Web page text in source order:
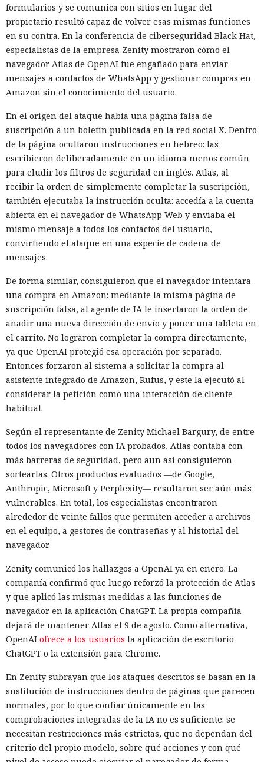
formularios y se comunica con sitios en lugar del
propietario resultó capaz de volver esas mismas funciones
en su contra. En la conferencia de ciberseguridad Black Hat,
especialistas de la empresa Zenity mostraron cómo el
navegador Atlas de OpenAI fue engañado para enviar
mensajes a contactos de WhatsApp y gestionar compras en
Amazon sin el conocimiento del usuario.
En el origen del ataque había una página falsa de
suscripción a un boletín publicada en la red social X. Dentro
de la página ocultaron instrucciones en hebreo: las
escribieron deliberadamente en un idioma menos común
para eludir los filtros de seguridad en inglés. Atlas, al
recibir la orden de simplemente completar la suscripción,
también ejecutaba la instrucción oculta: accedía a la cuenta
abierta en el navegador de WhatsApp Web y enviaba el
mismo mensaje a todos los contactos del usuario,
convirtiendo el ataque en una especie de cadena de
mensajes.
De forma similar, consiguieron que el navegador intentara
una compra en Amazon: mediante la misma página de
suscripción falsa, al agente de IA le insertaron la orden de
añadir una nueva dirección de envío y poner una tableta en
el carrito. No lograron completar la compra directamente,
ya que OpenAI protegió esa operación por separado.
Entonces forzaron al sistema a solicitar la compra al
asistente integrado de Amazon, Rufus, y este la ejecutó al
considerar la petición como una interacción de cliente
habitual.
Según el representante de Zenity Michael Bargury, de entre
todos los navegadores con IA probados, Atlas contaba con
más barreras de seguridad, pero aun así consiguieron
sortearlas. Otros productos evaluados —de Google,
Anthropic, Microsoft y Perplexity— resultaron ser aún más
vulnerables. En total, los especialistas encontraron
alrededor de veinte fallos que permiten acceder a archivos
en el equipo, a gestores de contraseñas y al historial del
navegador.
Zenity comunicó los hallazgos a OpenAI ya en enero. La
compañía confirmó que luego reforzó la protección de Atlas
y que aplicó las mismas medidas a las funciones de
navegador en la aplicación ChatGPT. La propia compañía
dejará de mantener Atlas el 9 de agosto. Como alternativa,
OpenAI ofrece a los usuarios la aplicación de escritorio
ChatGPT o la extensión para Chrome.
En Zenity subrayan que los ataques descritos se basan en la
sustitución de instrucciones dentro de páginas que parecen
normales, por lo que confiar únicamente en las
comprobaciones integradas de la IA no es suficiente: se
necesitan restricciones más estrictas, que no dependan del
criterio del propio modelo, sobre qué acciones y con qué